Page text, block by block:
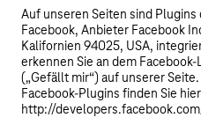
Auf unseren Seiten sind Plugins
Facebook, Anbieter Facebook
Kalifornien 94025, USA,
erkennen Sie an dem
(„Gefällt mir“) auf unserer
Facebook-Plugins finden Sie
http://